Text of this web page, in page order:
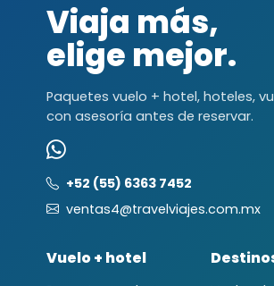
Viaja más,
elige mejor.
Paquetes vuelo + hotel, hoteles,
con asesoría antes de reservar.
+52 (55) 6363 7452
ventas4@travelviajes.com.mx
Vuelo + hotel